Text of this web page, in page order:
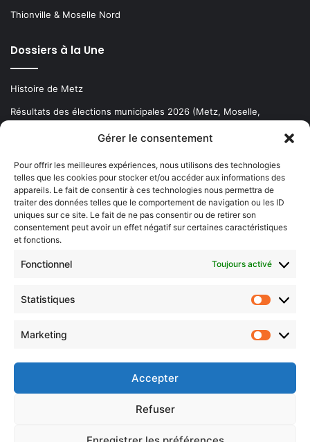
Gérer le consentement
Pour offrir les meilleures expériences, nous utilisons des technologies
telles que les cookies pour stocker et/ou accéder aux informations des
appareils. Le fait de consentir à ces technologies nous permettra de
traiter des données telles que le comportement de navigation ou les ID
uniques sur ce site. Le fait de ne pas consentir ou de retirer son
consentement peut avoir un effet négatif sur certaines caractéristiques
et fonctions.
Fonctionnel Toujours activé
Statistiques
Marketing
Accepter
Refuser
Thionville & Moselle Nord
Dossiers à la Une
Histoire de Metz
Résultats des élections municipales 2026 (Metz, Moselle,
Newsletter gratuite
Choisissez : matin, soir ou hebdo ?
votre